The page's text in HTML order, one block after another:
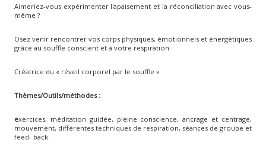
Aimeriez-vous expérimenter l'apaisement et la réconciliation avec vous-
même ?
Osez venir rencontrer vos corps physiques, émotionnels et énergétiques
grâce au souffle conscient et à votre respiration
Créatrice du « réveil corporel par le souffle »
Thèmes/Outils/méthodes :
exercices, méditation guidée, pleine conscience, ancrage et centrage,
mouvement, différentes techniques de respiration, séances de groupe et
feed- back.